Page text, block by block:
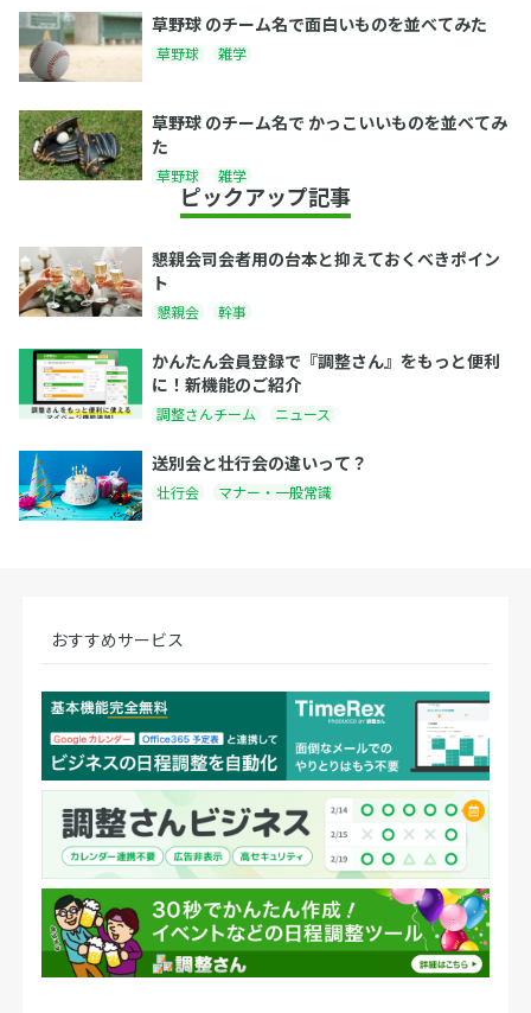
草野球 のチーム名で面白いものを並べてみた
草野球 雑学
草野球 のチーム名で かっこいいものを並べてみ
た
草野球 雑学
ピックアップ記事
懇親会司会者用の台本と抑えておくべきポイン
ト
懇親会 幹事
かんたん会員登録で『調整さん』をもっと便利
に！新機能のご紹介
調整さんチーム ニュース
送別会と壮行会の違いって？
壮行会 マナー・一般常識
おすすめサービス